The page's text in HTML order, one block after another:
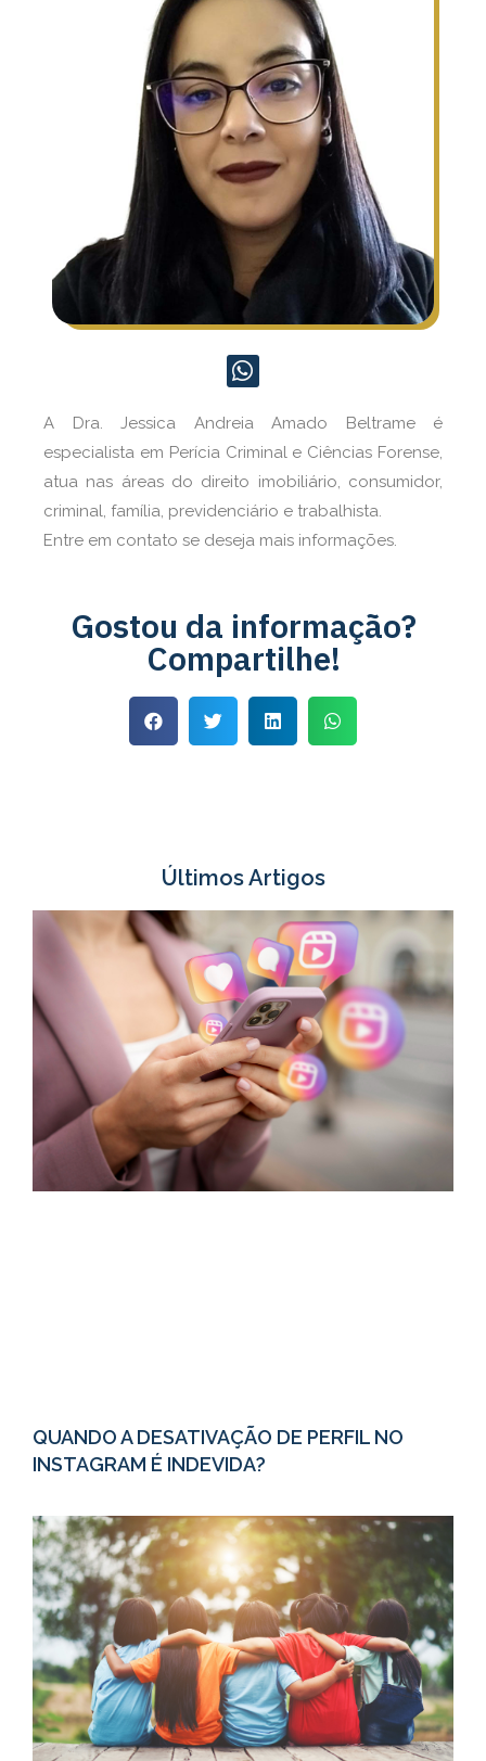
A Dra. Jessica Andreia Amado Beltrame é
especialista em Perícia Criminal e Ciências Forense,
atua nas áreas do direito imobiliário, consumidor,
criminal, família, previdenciário e trabalhista.
Entre em contato se deseja mais informações.
Gostou da informação?
Compartilhe!
Últimos Artigos
QUANDO A DESATIVAÇÃO DE PERFIL NO
INSTAGRAM É INDEVIDA?